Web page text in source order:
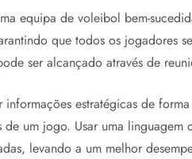
equipa de voleibol bem-
que todos os jogadores
ser alcançado através de
estratégicas de
um jogo. Usar uma
levando a um melhor